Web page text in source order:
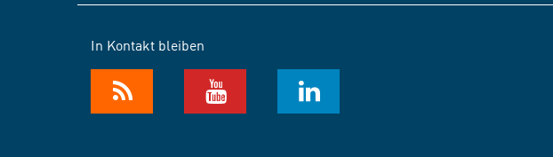
In Kontakt bleiben